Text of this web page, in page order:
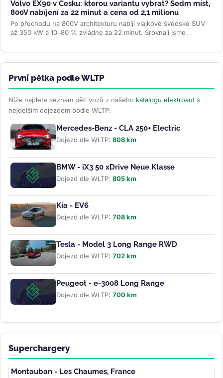
Volvo EX90 v Česku: kterou variantu vybrat? Sedm míst,
800V nabíjení za 22 minut a cena od 2,1 milionu
Po přechodu na 800V architekturu nabíjí vlajkové švédské SUV
až 350 kW a 10–80 % zvládne za 22 minut. Srovnali jsme
První pětka podle WLTP
Níže najdete seznam pěti vozů z našeho katalogu elektroaut s
nejdelším dojezdem podle WLTP.
Mercedes-Benz - CLA 250+ Electric
Dojezd dle WLTP: 808 km
BMW - iX3 50 xDrive Neue Klasse
Dojezd dle WLTP: 805 km
Kia - EV6
Dojezd dle WLTP: 708 km
Tesla - Model 3 Long Range RWD
Dojezd dle WLTP: 702 km
Peugeot - e-3008 Long Range
Dojezd dle WLTP: 700 km
Superchargery
Montauban - Les Chaumes, France